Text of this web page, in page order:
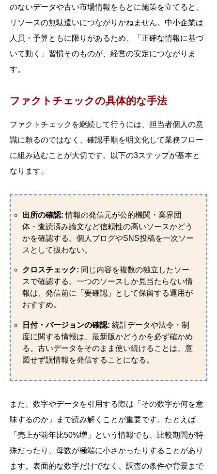
のないデータや古い市場情報をもとに施策を立てると、
リソースの無駄遣いにつながりかねません。中小企業は
人員・予算ともに限りがあるため、「正確な情報に基づ
いて動く」習慣そのものが、経営の安定につながりま
す。
ファクトチェックの具体的な手法
ファクトチェックを継続して行うには、担当者個人の意
識に頼るのではなく、確認手順を明文化して業務フロー
に組み込むことが大切です。以下の3ステップが基本と
なります。
出所の確認: 情報の発信元が公的機関・業界団
体・査読済み論文など信頼性の高いソースかどう
かを確認する。個人ブログやSNS投稿を一次ソー
スとして扱わない。
クロスチェック: 同じ内容を複数の独立したソー
スで確認する。一つのソースしか見当たらない情
報は、発信前に「要確認」として保留する運用が
おすすめ。
日付・バージョンの確認: 統計データや法令・制
度に関する情報は、最新版かどうかを必ず確かめ
る。古いデータをそのまま使い続けることは、意
図せず誤情報を発信することになる。
また、数字やデータを引用する際は「その数字が何を意
味するのか」まで読み解くことが重要です。たとえば
「売上が前年比50%増」という情報でも、比較期間が特
殊だったり、母数が極端に小さかったりすることがあり
ます。表面的な数字だけでなく、調査の条件や背景まで